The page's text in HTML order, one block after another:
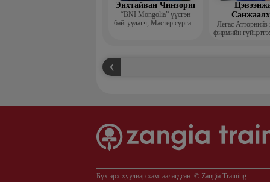
Энхтайван Чинзориг
“BNI Mongolia” үүсгэн
байгуулагч, Мастер сургагч
Легас Атторнийз
фирмийн
Бүх эрх хуулиар хамгаалагдсан. © Zangia Training